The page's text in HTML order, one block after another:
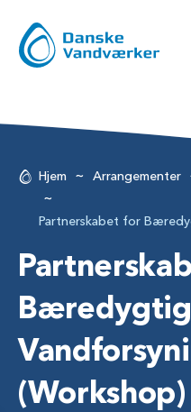
Hjem ~ Arrangementer
~
Partnerskabet for
Bæredygtig
(Workshop)